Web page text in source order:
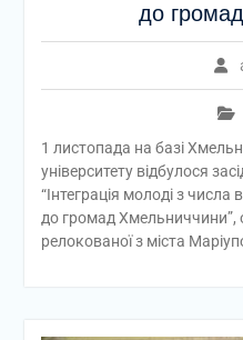
до
1 листопада на базі
університету відбулося
“Інтеграція молоді з
до громад Хмельниччини”,
релокованої з міста